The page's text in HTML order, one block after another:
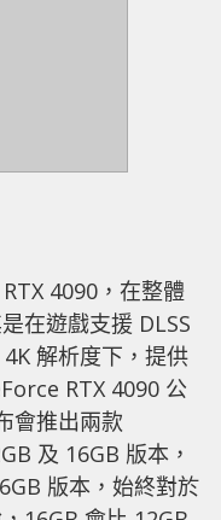
4090，在整體
在遊戲支援 DLSS
解析度下，提供
RTX 4090 公
會推出兩款
及 16GB 版本，
版本，始終對於